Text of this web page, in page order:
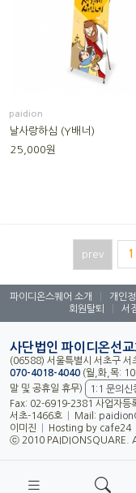
paidion
날사랑하심 (Y배너)
25,000원
prev 1
파이디온스퀘어 소개 개인
회원탈퇴
서
사단법인 파이디온선교
(06588) 서울특별시 서초구
070-4018-4040 (월,화,목:
말 및 공휴일 휴무)
1:1 문의신
Fax: 02-6919-2381 사업자
서초-1466호
Mail:
이미진
Hosting by cafe24
ⓒ 2010 PAIDIONSQUARE.